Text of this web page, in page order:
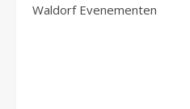
Waldorf Evenementen